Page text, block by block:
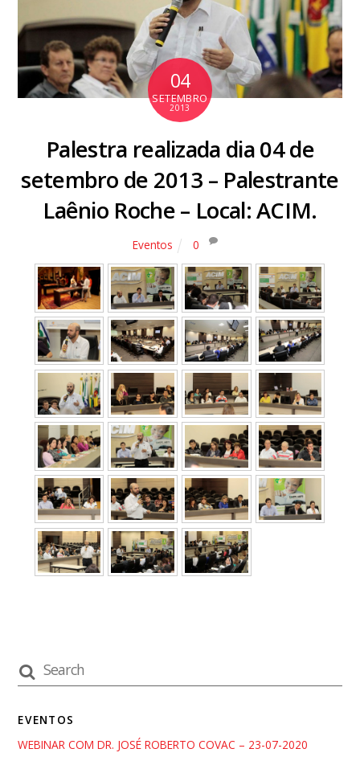
04
SETEMBRO
2013
Palestra realizada dia 04 de
setembro de 2013 – Palestrante
Laênio Roche – Local: ACIM.
Eventos 0
EVENTOS
WEBINAR COM DR. JOSÉ ROBERTO COVAC – 23-07-2020